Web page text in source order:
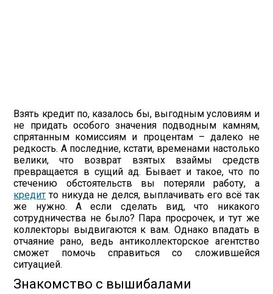
Взять кредит по, казалось бы, выгодным условиям и
не придать особого значения подводным камням,
спрятанным комиссиям и процентам – далеко не
редкость. А последние, кстати, временами настолько
велики, что возврат взятых взаймы средств
превращается в сущий ад. Бывает и такое, что по
стечению обстоятельств вы потеряли работу, а
кредит то никуда не делся, выплачивать его всё так
же нужно. А если сделать вид, что никакого
сотрудничества не было? Пара просрочек, и тут же
коллекторы выдвигаются к вам. Однако впадать в
отчаяние рано, ведь антиколлекторское агентство
сможет помочь справиться со сложившейся
ситуацией.
Знакомство с вышибалами